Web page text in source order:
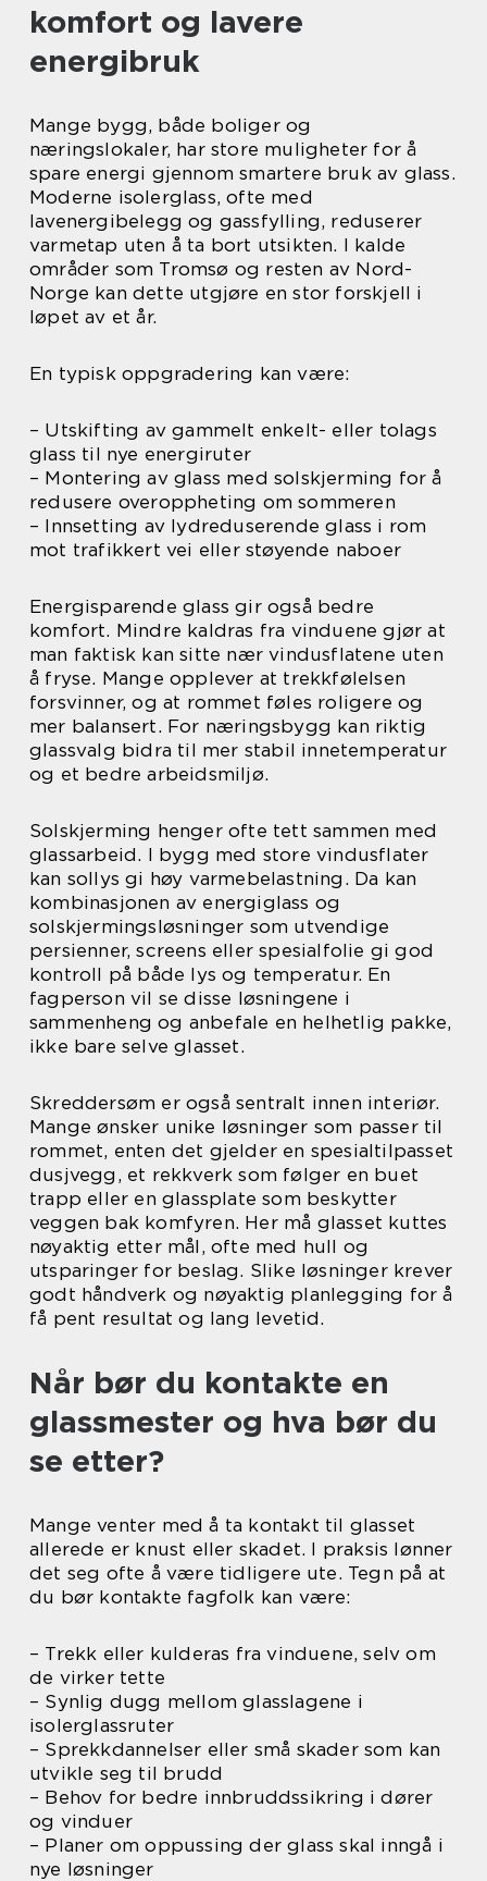
komfort og lavere
energibruk
Mange bygg, både boliger og
næringslokaler, har store muligheter for å
spare energi gjennom smartere bruk av glass.
Moderne isolerglass, ofte med
lavenergibelegg og gassfylling, reduserer
varmetap uten å ta bort utsikten. I kalde
områder som Tromsø og resten av Nord-
Norge kan dette utgjøre en stor forskjell i
løpet av et år.
En typisk oppgradering kan være:
– Utskifting av gammelt enkelt- eller tolags
glass til nye energiruter
– Montering av glass med solskjerming for å
redusere overoppheting om sommeren
– Innsetting av lydreduserende glass i rom
mot trafikkert vei eller støyende naboer
Energisparende glass gir også bedre
komfort. Mindre kaldras fra vinduene gjør at
man faktisk kan sitte nær vindusflatene uten
å fryse. Mange opplever at trekkfølelsen
forsvinner, og at rommet føles roligere og
mer balansert. For næringsbygg kan riktig
glassvalg bidra til mer stabil innetemperatur
og et bedre arbeidsmiljø.
Solskjerming henger ofte tett sammen med
glassarbeid. I bygg med store vindusflater
kan sollys gi høy varmebelastning. Da kan
kombinasjonen av energiglass og
solskjermingsløsninger som utvendige
persienner, screens eller spesialfolie gi god
kontroll på både lys og temperatur. En
fagperson vil se disse løsningene i
sammenheng og anbefale en helhetlig pakke,
ikke bare selve glasset.
Skreddersøm er også sentralt innen interiør.
Mange ønsker unike løsninger som passer til
rommet, enten det gjelder en spesialtilpasset
dusjvegg, et rekkverk som følger en buet
trapp eller en glassplate som beskytter
veggen bak komfyren. Her må glasset kuttes
nøyaktig etter mål, ofte med hull og
utsparinger for beslag. Slike løsninger krever
godt håndverk og nøyaktig planlegging for å
få pent resultat og lang levetid.
Når bør du kontakte en
glassmester og hva bør du
se etter?
Mange venter med å ta kontakt til glasset
allerede er knust eller skadet. I praksis lønner
det seg ofte å være tidligere ute. Tegn på at
du bør kontakte fagfolk kan være:
– Trekk eller kulderas fra vinduene, selv om
de virker tette
– Synlig dugg mellom glasslagene i
isolerglassruter
– Sprekkdannelser eller små skader som kan
utvikle seg til brudd
– Behov for bedre innbruddssikring i dører
og vinduer
– Planer om oppussing der glass skal inngå i
nye løsninger